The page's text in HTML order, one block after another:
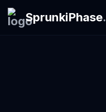
SprunkiPhase.